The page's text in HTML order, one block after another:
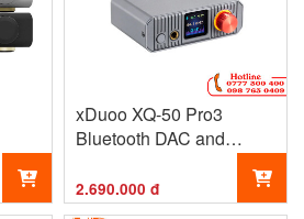
xDuoo XQ-50 Pro3
Bluetooth DAC and
2.690.000 đ